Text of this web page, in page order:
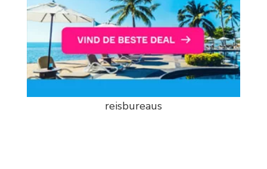
reisbureaus